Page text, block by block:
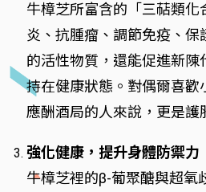
牛樟芝所富含的「三萜類
炎、抗腫瘤、調節免疫、保
的活性物質，還能促進新
持在健康狀態。對偶爾喜歡
應酬酒局的人來說，更是護
強化健康，提升身體防禦力
牛樟芝裡的β-葡聚醣與超氧